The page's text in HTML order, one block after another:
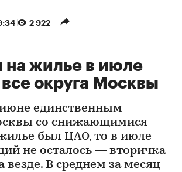
2 922
на жилье в июле
округа Москвы
единственным
со снижающимися
был ЦАО, то в июле
не осталось — вторичка
везде. В среднем за месяц